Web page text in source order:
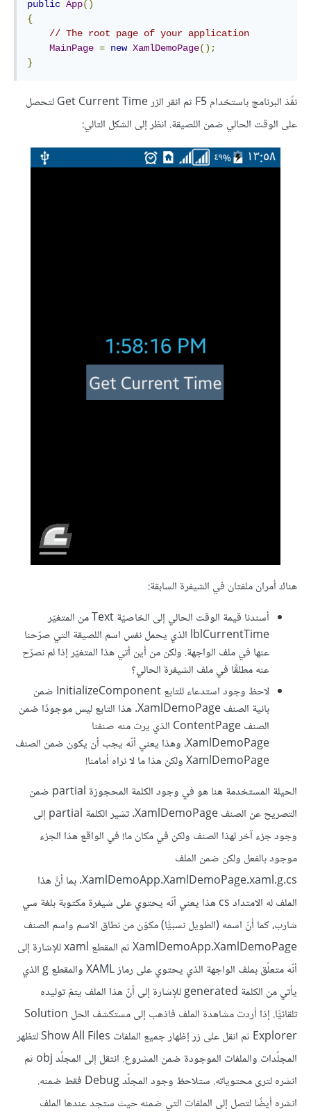
public App()
{
// The root page of your application
MainPage = new XamlDemoPage();
}
نفّذ البرنامج باستخدام F5 ثم انقر الزر Get Current Time لتحصل
على الوقت الحالي ضمن اللصيقة. انظر إلى الشكل التالي:
هناك أمران ملفتان في الشيفرة السابقة:
أسندنا قيمة الوقت الحالي إلى الخاصيّة Text من المتغيّر
lblCurrentTime الذي يحمل نفس اسم اللصيقة التي صرّحنا
عنها في ملف الواجهة. ولكن من أين أتي هذا المتغيّر إذا لم نصرّح
عنه مطلقًا في ملف الشيفرة الحالي؟
لاحظ وجود استدعاء للتابع InitializeComponent ضمن
بانية الصنف XamlDemoPage. هذا التابع ليس موجودًا ضمن
الصنف ContentPage الذي يرث منه صنفنا
XamlDemoPage، وهذا يعني أنّه يجب أن يكون ضمن الصنف
XamlDemoPage ولكن هذا ما لا نراه أمامنا!
الحيلة المستخدمة هنا هو في وجود الكلمة المحجوزة partial ضمن
التصريح عن الصنف XamlDemoPage. تشير الكلمة partial إلى
وجود جزء آخر لهذا الصنف ولكن في مكان ما! في الواقع هذا الجزء
موجود بالفعل ولكن ضمن الملف
XamlDemoApp.XamlDemoPage.xaml.g.cs. بما أنَّ هذا
الملف له الامتداد cs هذا يعني أنّه يحتوي على شيفرة مكتوبة بلغة سي
شارب، كما أنّ اسمه (الطويل نسبيًّا) مكوّن من نطاق الاسم واسم الصنف
XamlDemoApp.XamlDemoPage ثم المقطع xaml للإشارة إلى
أنّه متعلّق بملف الواجهة الذي يحتوي على رماز XAML والمقطع g الذي
يأتي من الكلمة generated للإشارة إلى أنّ هذا الملف يتمّ توليده
تلقائيًّا. إذا أردت مشاهدة الملف فاذهب إلى مستكشف الحل Solution
Explorer ثم انقل على زر إظهار جميع الملفات Show All Files لتظهر
المجلّدات والملفات الموجودة ضمن المشروع. انتقل إلى المجلّد obj ثم
انشره لترى محتوياته. ستلاحظ وجود المجلّد Debug فقط ضمنه.
انشره أيضًا لتصل إلى الملفات التي ضمنه حيث ستجد عندها الملف